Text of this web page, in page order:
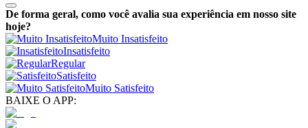
De forma geral, como você avalia sua experiência em nosso site
hoje?
Muito Insatisfeito
Insatisfeito
Regular
Satisfeito
Muito Satisfeito
BAIXE O APP: